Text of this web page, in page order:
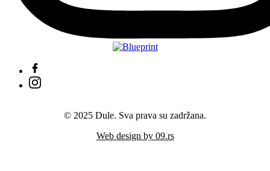
© 2025 Dule. Sva prava su zadržana.
Web design by 09.rs